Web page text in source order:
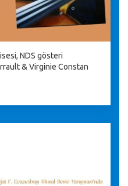
NDS gösteri
& Virginie Constan